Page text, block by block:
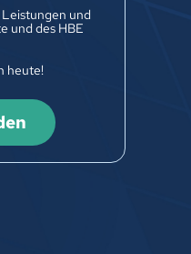
Leistungen und
und des HBE
heute!